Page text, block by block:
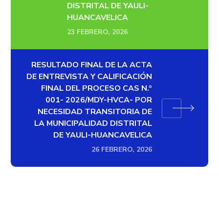
DISTRITAL DE YAULI-
HUANCAVELICA
23 FEBRERO, 2026
RESULTADO FINAL DE LA ACTA
DE ENTREVISTA Y CALIFICACIÓN
FINAL DEL PROCESO CAS N.º
001- 2026/MDY-HVCA- POR
NECESIDAD TRANSITORIA DE
LA MUNICIPALIDAD DISTRITAL
DE YAULI-HUANCAVELICA
26 FEBRERO, 2026